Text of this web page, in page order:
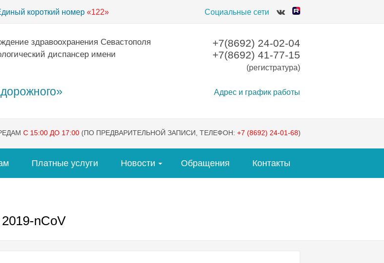
короткий номер «122» Социальные сети
здравоохранения Севастополя
диспансер имени
+7(8692) 24-02-04
+7(8692) 41-77-15
(регистратура)
Адрес и график работы
С 15:00 ДО 17:00 (ПО ПРЕДВАРИТЕЛЬНОЙ ЗАПИСИ, ТЕЛЕФОН: +7 (8692) 24-01-68)
Платные услуги Новости Обращения Контакты
nCoV